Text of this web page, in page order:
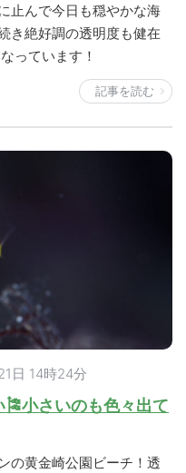
止んで今日も穏やかな海
き絶好調の透明度も健在
っています！
記事を読む
日 14時24分
小さいのも色々出て
の黄金崎公園ビーチ！透